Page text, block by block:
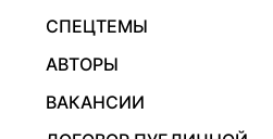
СПЕЦТЕМЫ
АВТОРЫ
ВАКАНСИИ